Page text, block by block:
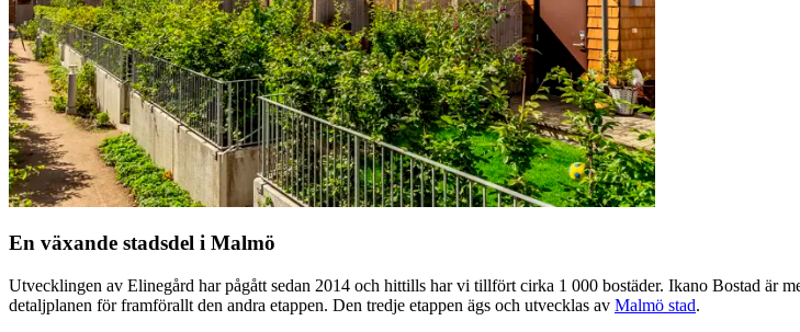
En växande stadsdel i Malmö
Utvecklingen av Elinegård har pågått sedan 2014 och hittills har vi tillfört cirka 1 000 bostäder. Ikano Bostad är
detaljplanen för framförallt den andra etappen. Den tredje etappen ägs och utvecklas av Malmö stad.